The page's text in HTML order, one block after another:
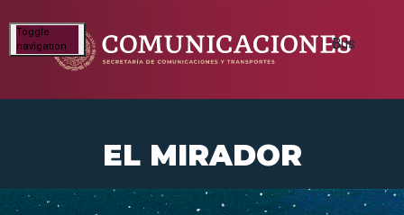
Toggle
navigation
EL MIRADOR